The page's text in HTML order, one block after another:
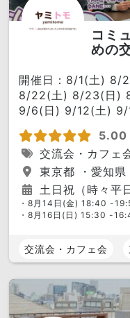
コミ
めの
開催日：8/1(土)
8/22(土) 8/23(日)
9/6(日) 9/12(土) 9/
5.00
交流会・カフェ
東京都 ・愛知
土日祝（時々平
・8月14日(金) 18:40 -
・8月16日(日) 15:30 -
交流会・カフェ会